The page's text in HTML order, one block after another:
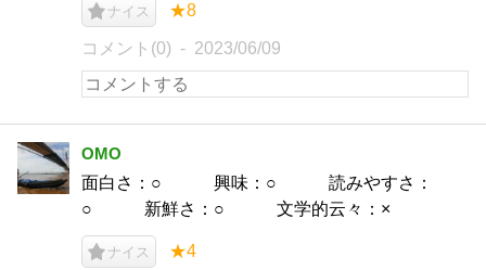
ナイス ★8
コメント(0) 2023/06/09
OMO
面白さ：○ 興味：○ 読みやすさ：
○ 新鮮さ：○ 文学的云々：×
ナイス ★4